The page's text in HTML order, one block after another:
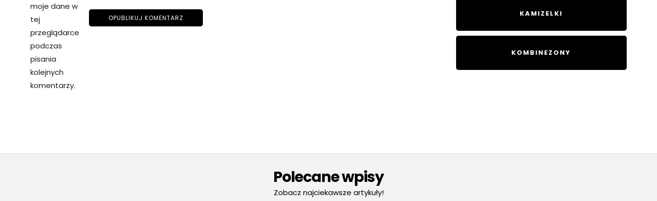
moje dane w
tej
przeglądarce
podczas
pisania
kolejnych
komentarzy.
KAMIZELKI
KOMBINEZONY
Polecane wpisy
Zobacz najciekawsze artykuły!